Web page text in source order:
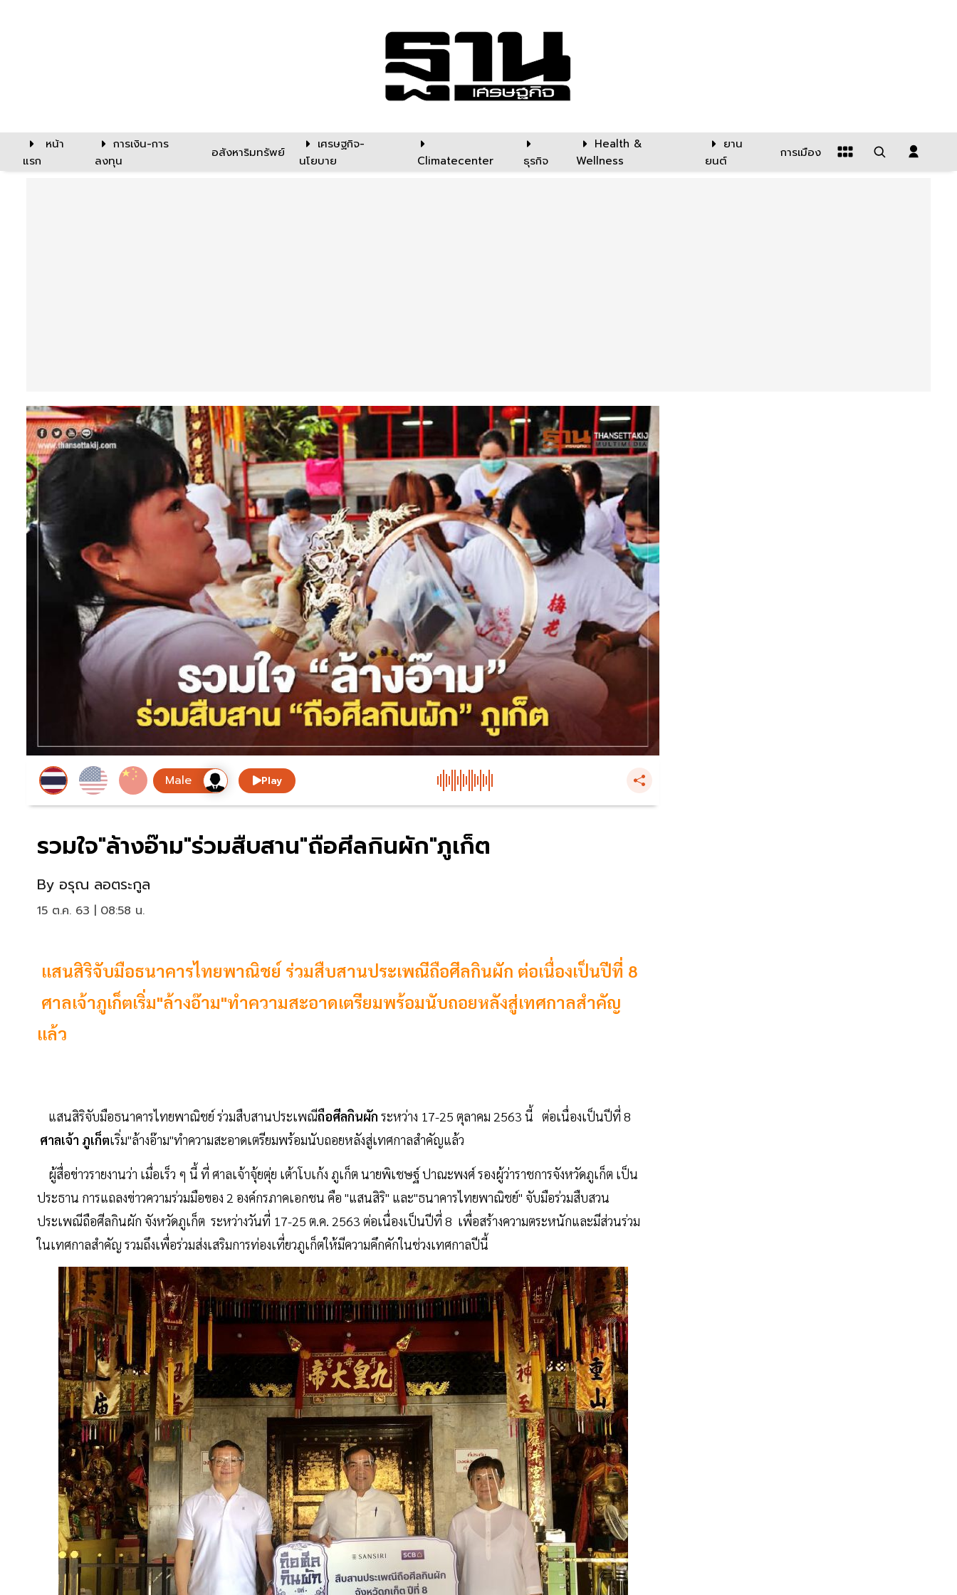
หน้า
แรก
การเงิน-การ
ลงทุน
อสังหาริมทรัพย์
เศรษฐกิจ-
นโยบาย
Climatecenter ธุรกิจ
Health &
Wellness
ยาน
ยนต์
การเมือง
Play
รวมใจ"ล้างอ๊าม"ร่วมสืบสาน"ถือศีลกินผัก"ภูเก็ต
By อรุณ ลอตระกูล
15 ต.ค. 63 | 08:58 น.
แสนสิริจับมือธนาคารไทยพาณิชย์ ร่วมสืบสานประเพณีถือศีลกินผัก ต่อเนื่องเป็นปีที่ 8
ศาลเจ้าภูเก็ตเริ่ม"ล้างอ๊าม"ทำความสะอาดเตรียมพร้อมนับถอยหลังสู่เทศกาลสำคัญ
แล้ว
แสนสิริจับมือธนาคารไทยพาณิชย์ ร่วมสืบสานประเพณีถือศีลกินผัก ระหว่าง 17-25 ตุลาคม 2563 นี้ ต่อเนื่องเป็นปีที่ 8
ศาลเจ้า ภูเก็ตเริ่ม"ล้างอ๊าม"ทำความสะอาดเตรียมพร้อมนับถอยหลังสู่เทศกาลสำคัญแล้ว
ผู้สื่อข่าวรายงานว่า เมื่อเร็ว ๆ นี้ ที่ ศาลเจ้าจุ้ยตุ่ย เต้าโบเก้ง ภูเก็ต นายพิเชษฐ์ ปาณะพงศ์ รองผู้ว่าราชการจังหวัดภูเก็ต เป็น
ประธาน การแถลงข่าวความร่วมมือของ 2 องค์กรภาคเอกชน คือ "แสนสิริ" และ"ธนาคารไทยพาณิชย์" จับมือร่วมสืบสวน
ประเพณีถือศีลกินผัก จังหวัดภูเก็ต ระหว่างวันที่ 17-25 ต.ค. 2563 ต่อเนื่องเป็นปีที่ 8 เพื่อสร้างความตระหนักและมีส่วนร่วม
ในเทศกาลสำคัญ รวมถึงเพื่อร่วมส่งเสริมการท่องเที่ยวภูเก็ตให้มีความคึกคักในช่วงเทศกาลปีนี้